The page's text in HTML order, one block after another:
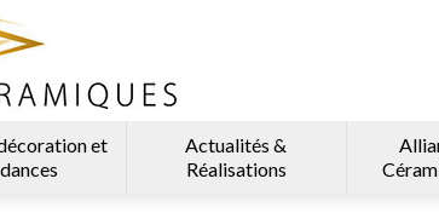
et
Actualités &
Réalisations